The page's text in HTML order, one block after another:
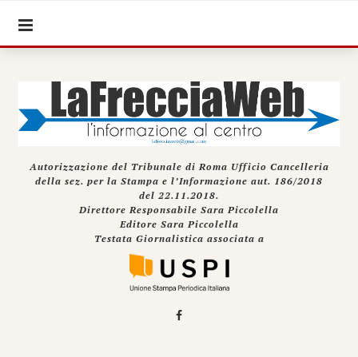
Autorizzazione del Tribunale di Roma Ufficio Cancelleria
della sez. per la Stampa e l’Informazione aut. 186/2018
del 22.11.2018.
Direttore Responsabile Sara Piccolella
Editore Sara Piccolella
Testata Giornalistica associata a